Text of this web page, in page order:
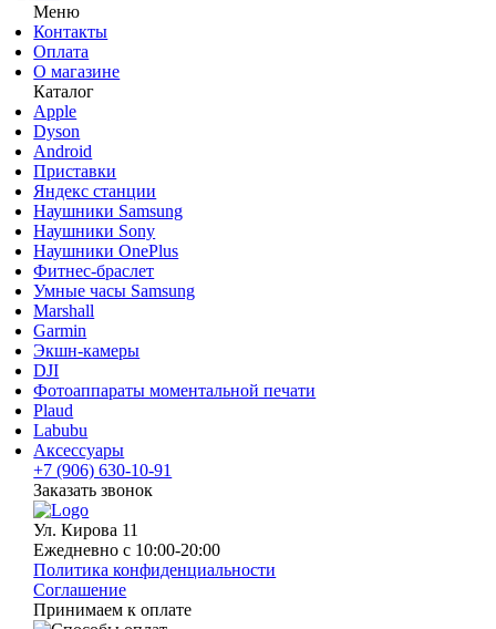
Меню
Контакты
Оплата
О магазине
Каталог
Apple
Dyson
Android
Приставки
Яндекс станции
Наушники Samsung
Наушники Sony
Наушники OnePlus
Фитнес-браслет
Умные часы Samsung
Marshall
Garmin
Экшн-камеры
DJI
Фотоаппараты моментальной печати
Plaud
Labubu
Аксессуары
+7 (906) 630-10-91
Заказать звонок
Ул. Кирова 11
Ежедневно с 10:00-20:00
Политика конфиденциальности
Соглашение
Принимаем к оплате